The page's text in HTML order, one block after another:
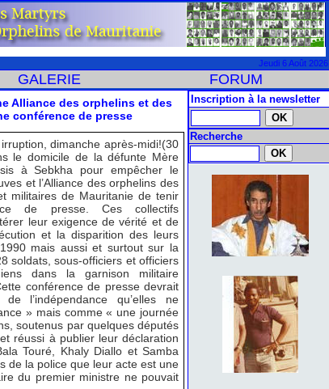
Jeudi 6 Août 2026
GALERIE FORUM
Alliance des orphelins et des
conférence de presse
dimanche après-midi!(30
le domicile de la défunte Mère
à Sebkha pour empêcher le
et l’Alliance des orphelins des
militaires de Mauritanie de tenir
de presse. Ces collectifs
leur exigence de vérité et de
et la disparition des leurs
mais aussi et surtout sur la
soldats, sous-officiers et officiers
dans la garnison militaire
conférence de presse devrait
l’indépendance qu’elles ne
» mais comme « une journée
soutenus par quelques députés
réussi à publier leur déclaration
Touré, Khaly Diallo et Samba
de la police que leur acte est une
du premier ministre ne pouvait
Inscription à la newsletter
Recherche